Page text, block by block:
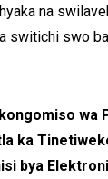
na
switichi swo
wa
ka
bya